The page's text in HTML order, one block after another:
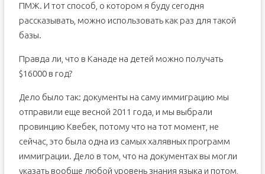
ПМЖ. И тот способ, о котором я буду сегодня
рассказывать, можно использовать как раз для такой
базы.
Правда ли, что в Канаде на детей можно получать
$16000 в год?
Дело было так: документы на саму иммиграцию мы
отправили еще весной 2011 года, и мы выбрали
провинцию Квебек, потому что на тот момент, не
сейчас, это была одна из самых халявных программ
иммиграции. Дело в том, что на документах вы могли
указать вообще любой уровень знания языка и потом,